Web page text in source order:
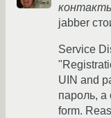
jabber
Service
UIN and
пароль, а
form.